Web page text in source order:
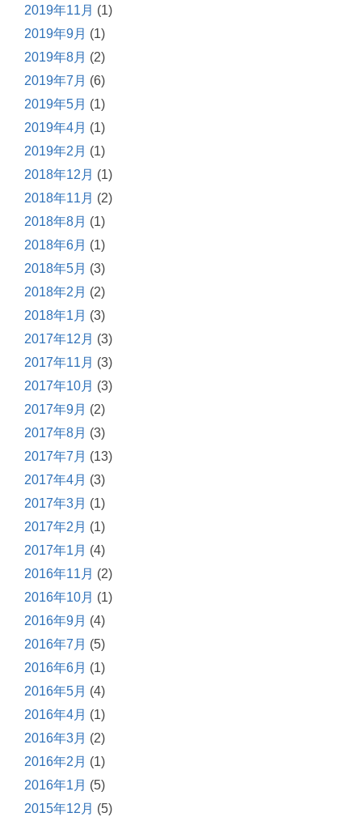
2019年11月 (1)
2019年9月 (1)
2019年8月 (2)
2019年7月 (6)
2019年5月 (1)
2019年4月 (1)
2019年2月 (1)
2018年12月 (1)
2018年11月 (2)
2018年8月 (1)
2018年6月 (1)
2018年5月 (3)
2018年2月 (2)
2018年1月 (3)
2017年12月 (3)
2017年11月 (3)
2017年10月 (3)
2017年9月 (2)
2017年8月 (3)
2017年7月 (13)
2017年4月 (3)
2017年3月 (1)
2017年2月 (1)
2017年1月 (4)
2016年11月 (2)
2016年10月 (1)
2016年9月 (4)
2016年7月 (5)
2016年6月 (1)
2016年5月 (4)
2016年4月 (1)
2016年3月 (2)
2016年2月 (1)
2016年1月 (5)
2015年12月 (5)